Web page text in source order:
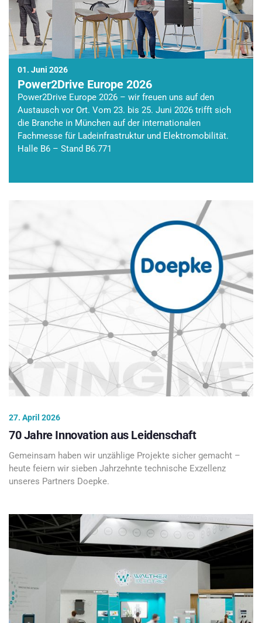
01. Juni 2026
Power2Drive Europe 2026
Power2Drive Europe 2026 – wir freuen uns auf den
Austausch vor Ort. Vom 23. bis 25. Juni 2026 trifft sich
die Branche in München auf der internationalen
Fachmesse für Ladeinfrastruktur und Elektromobilität.
Halle B6 – Stand B6.771
27. April 2026
70 Jahre Innovation aus Leidenschaft
Gemeinsam haben wir unzählige Projekte sicher gemacht –
heute feiern wir sieben Jahrzehnte technische Exzellenz
unseres Partners Doepke.